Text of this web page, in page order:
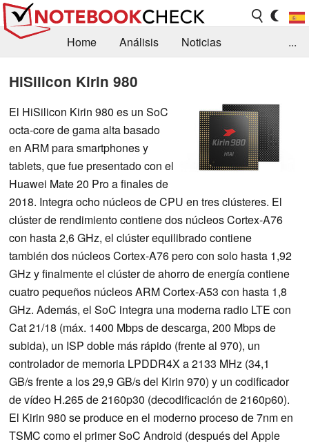
Home Análisis
Noticias
Contacto
...
HiSilicon Kirin 980
El HiSilicon Kirin 980 es un SoC
octa-core de gama alta basado
en ARM para smartphones y
tablets, que fue presentado con el
Huawei Mate 20 Pro a finales de
2018. Integra ocho núcleos de CPU en tres clústeres. El
clúster de rendimiento contiene dos núcleos Cortex-A76
con hasta 2,6 GHz, el clúster equilibrado contiene
también dos núcleos Cortex-A76 pero con solo hasta 1,92
GHz y finalmente el clúster de ahorro de energía contiene
cuatro pequeños núcleos ARM Cortex-A53 con hasta 1,8
GHz. Además, el SoC integra una moderna radio LTE con
Cat 21/18 (máx. 1400 Mbps de descarga, 200 Mbps de
subida), un ISP doble más rápido (frente al 970), un
controlador de memoria LPDDR4X a 2133 MHz (34,1
GB/s frente a los 29,9 GB/s del Kirin 970) y un codificador
de vídeo H.265 de 2160p30 (decodificación de 2160p60).
El Kirin 980 se produce en el moderno proceso de 7nm en
TSMC como el primer SoC Android (después del Apple